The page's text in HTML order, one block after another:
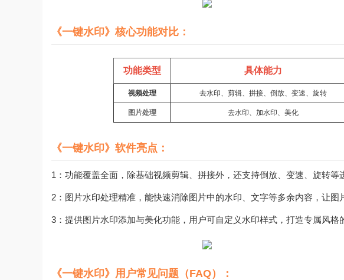
《一键水印》核心功能对比：
功能类型 具体能力
视频处理 去水印、剪辑、拼接、倒放、变速、旋转
图片处理 去水印、加水印、美化
《一键水印》软件亮点：
1：功能覆盖全面，除基础视频剪辑、拼接外，还支持倒放、变速、旋转等
2：图片水印处理精准，能快速消除图片中的水印、文字等多余内容，让图
3：提供图片水印添加与美化功能，用户可自定义水印样式，打造专属风格
《一键水印》用户常见问题（FAQ）：